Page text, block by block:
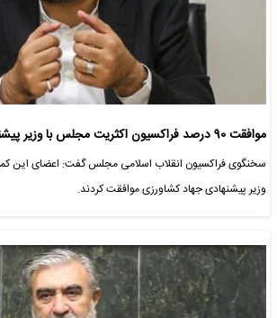
موافقت 90 درصد فراکسیون اکثریت مجلس با وزیر پیشنهادی جهاد کشاورزی
سخنگوی فراکسیون انقلاب اسلامی مجلس گفت: اعضای این
وزیر پیشنهادی جهاد کشاورزی موافقت کردند.